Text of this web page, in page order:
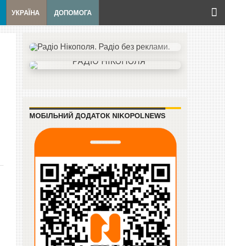
УКРАЇНА ДОПОМОГА
МОБІЛЬНИЙ ДОДАТОК NIKOPOLNEWS